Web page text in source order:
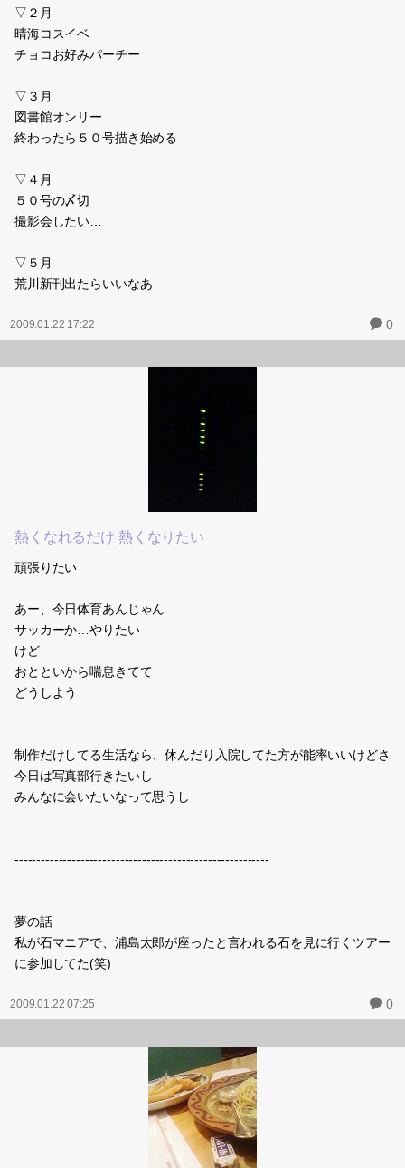
▽２月
晴海コスイベ
チョコお好みパーチー
▽３月
図書館オンリー
終わったら５０号描き始める
▽４月
５０号の〆切
撮影会したい…
▽５月
荒川新刊出たらいいなあ
2009.01.22 17:22 0
熱くなれるだけ 熱くなりたい
頑張りたい
あー、今日体育あんじゃん
サッカーか…やりたい
けど
おとといから喘息きてて
どうしよう
制作だけしてる生活なら、休んだり入院してた方が能率いいけどさ
今日は写真部行きたいし
みんなに会いたいなって思うし
----------------------------------------------------------
夢の話
私が石マニアで、浦島太郎が座ったと言われる石を見に行くツアー
に参加してた(笑)
2009.01.22 07:25 0